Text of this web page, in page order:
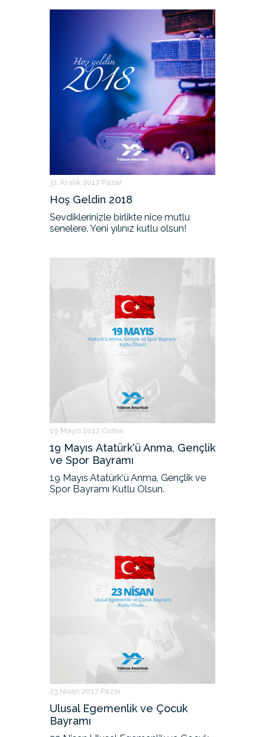
31 Aralık 2017 Pazar
Hoş Geldin 2018
Sevdiklerinizle birlikte nice mutlu
senelere. Yeni yılınız kutlu olsun!
19 Mayıs 2017 Cuma
19 Mayıs Atatürk‘ü Anma, Gençlik
ve Spor Bayramı
19 Mayıs Atatürk‘ü Anma, Gençlik ve
Spor Bayramı Kutlu Olsun.
23 Nisan 2017 Pazar
Ulusal Egemenlik ve Çocuk
Bayramı